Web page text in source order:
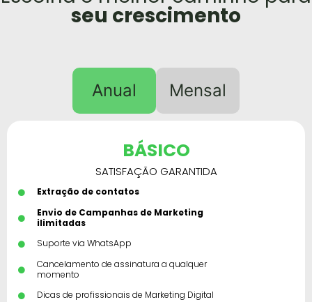
seu crescimento
Anual Mensal
BÁSICO
SATISFAÇÃO GARANTIDA
Extração de contatos
Envio de Campanhas de Marketing
ilimitadas
Suporte via WhatsApp
Cancelamento de assinatura a qualquer
momento
Dicas de profissionais de Marketing Digital